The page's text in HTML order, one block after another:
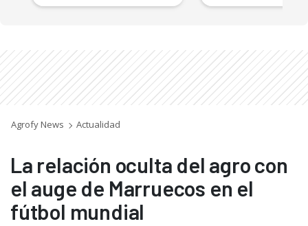
Agrofy News Actualidad
La relación oculta del agro con
el auge de Marruecos en el
fútbol mundial